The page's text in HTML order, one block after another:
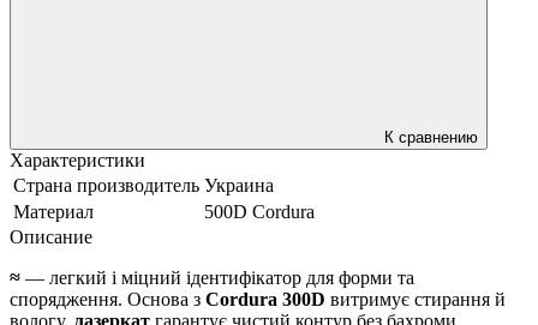
К сравнению
Характеристики
Страна производитель Украина
Материал
500D Cordura
Описание
≈ — легкий і міцний ідентифікатор для форми та
спорядження. Основа з Cordura 300D витримує стирання й
вологу, лазеркат гарантує чистий контур без бахроми.